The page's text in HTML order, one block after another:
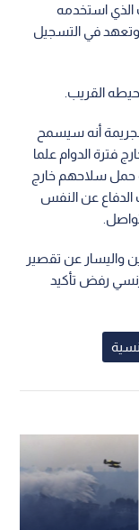
استخدمه
في التسجيل
القريب.
الجريمة أنه سيسمح
فترة الدوام علما
حمل سلاحهم خارج
الدفاع عن النفس
واليسار عن تقصير
رفض تأكيد